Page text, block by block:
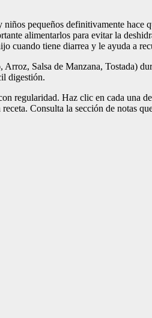
pequeños definitivamente hace
alimentarlos para evitar la
cuando tiene diarrea y le ayuda a
Salsa de Manzana, Tostada)
digestión.
regularidad. Haz clic en cada una
Consulta la sección de notas